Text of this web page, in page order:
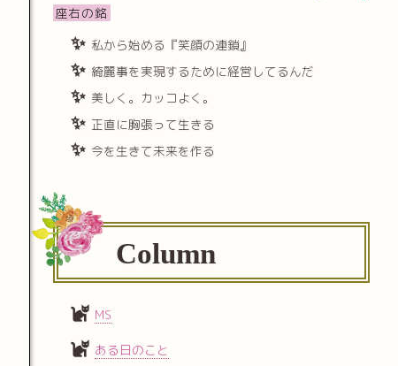
座右の銘
私から始める『笑顔の連鎖』
綺麗事を実現するために経営してるんだ
美しく。カッコよく。
正直に胸張って生きる
今を生きて未来を作る
Column
MS
ある日のこと